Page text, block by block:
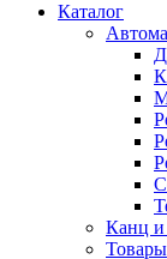
Каталог
Канц и
Товары